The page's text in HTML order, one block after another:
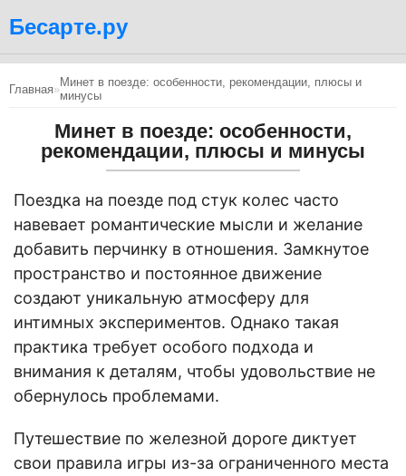
Бесарте.ру
Главная»Минет в поезде: особенности, рекомендации, плюсы и
минусы
Минет в поезде: особенности,
рекомендации, плюсы и минусы
Поездка на поезде под стук колес часто
навевает романтические мысли и желание
добавить перчинку в отношения. Замкнутое
пространство и постоянное движение
создают уникальную атмосферу для
интимных экспериментов. Однако такая
практика требует особого подхода и
внимания к деталям, чтобы удовольствие не
обернулось проблемами.
Путешествие по железной дороге диктует
свои правила игры из-за ограниченного места